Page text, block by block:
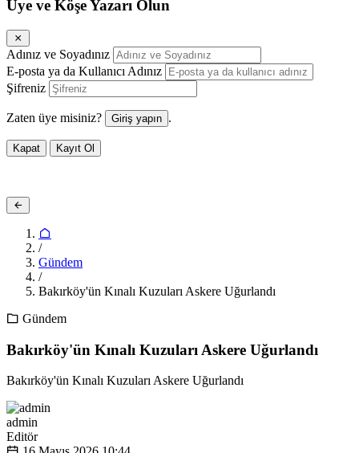
Üye ve Köşe Yazarı Olun
Adınız ve Soyadınız
E-posta ya da Kullanıcı Adınız
Şifreniz
Zaten üye misiniz? Giriş yapın .
Kapat Kayıt Ol
/
Gündem
/
Bakırköy'ün Kınalı Kuzuları Askere Uğurlandı
Gündem
Bakırköy'ün Kınalı Kuzuları Askere Uğurlandı
Bakırköy'ün Kınalı Kuzuları Askere Uğurlandı
admin
Editör